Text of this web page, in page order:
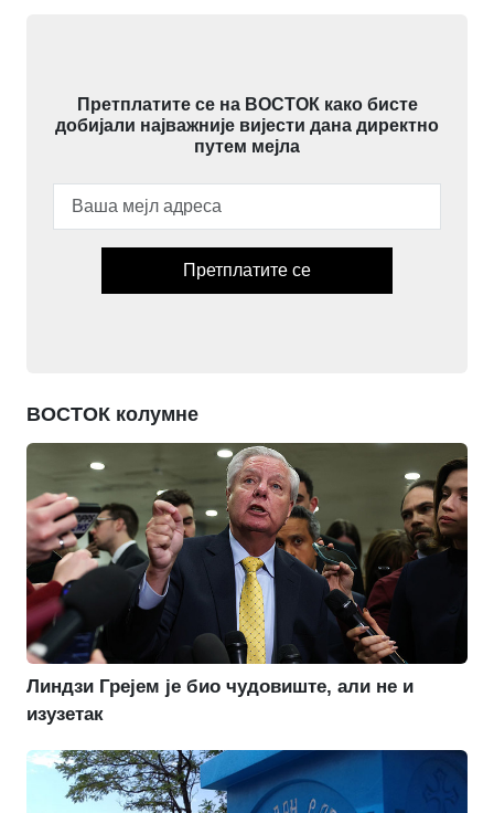
Претплатите се на ВОСТОК како бисте
добијали најважније вијести дана директно
путем мејла
Претплатите се
ВОСТОК колумне
Линдзи Грејем је био чудовиште, али не и
изузетак